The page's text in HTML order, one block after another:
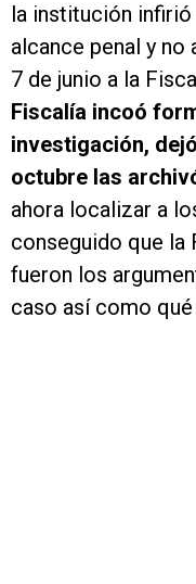
la institución infirió
alcance penal y
7 de junio a la
Fiscalía incoó
investigación,
octubre las
ahora localizar a
conseguido que la
fueron los
caso así como